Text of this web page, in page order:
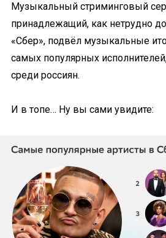
Музыкальный стриминговый
принадлежащий, как нетрудно
«Сбер», подвёл музыкальные
самых популярных
среди россиян.
И в топе… Ну вы сами увидите: